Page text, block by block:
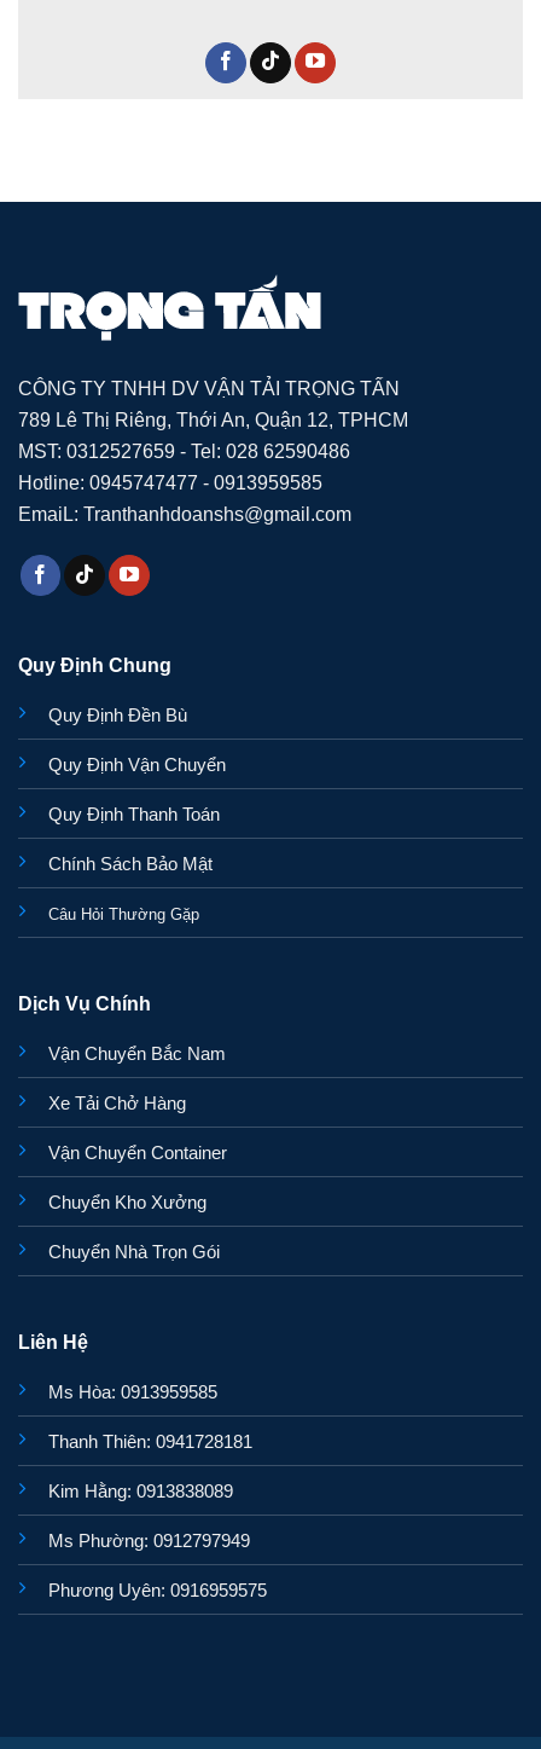
CÔNG TY TNHH DV VẬN TẢI TRỌNG TẤN
789 Lê Thị Riêng, Thới An, Quận 12, TPHCM
MST: 0312527659 - Tel: 028 62590486
Hotline: 0945747477 - 0913959585
EmaiL: Tranthanhdoanshs@gmail.com
Quy Định Chung
Quy Định Đền Bù
Quy Định Vận Chuyển
Quy Định Thanh Toán
Chính Sách Bảo Mật
Câu Hỏi Thường Gặp
Dịch Vụ Chính
Vận Chuyển Bắc Nam
Xe Tải Chở Hàng
Vận Chuyển Container
Chuyển Kho Xưởng
Chuyển Nhà Trọn Gói
Liên Hệ
Ms Hòa: 0913959585
Thanh Thiên: 0941728181
Kim Hằng: 0913838089
Ms Phường: 0912797949
Phương Uyên: 0916959575